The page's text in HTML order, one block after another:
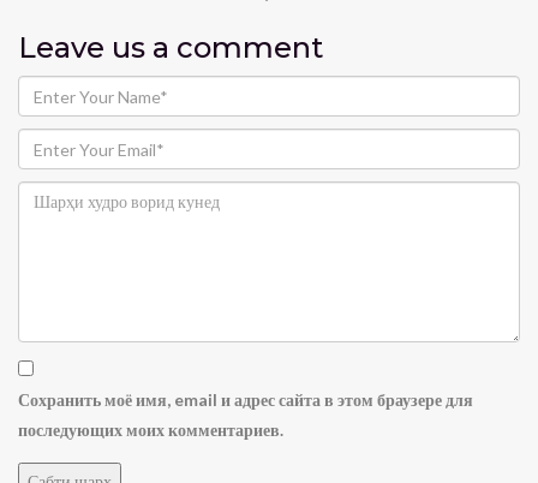
Leave us a comment
Сохранить моё имя, email и адрес сайта в этом браузере для
последующих моих комментариев.